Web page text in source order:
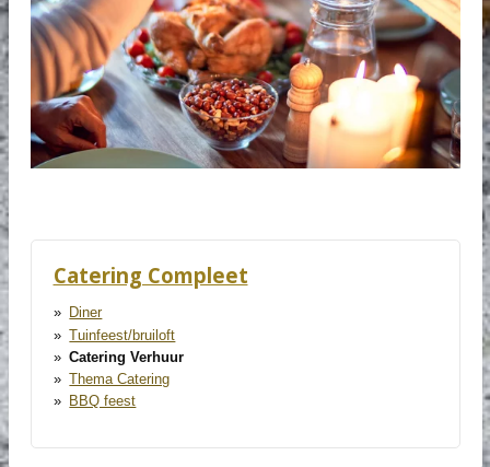
Catering Compleet
Diner
Tuinfeest/bruiloft
Catering Verhuur
Thema Catering
BBQ feest